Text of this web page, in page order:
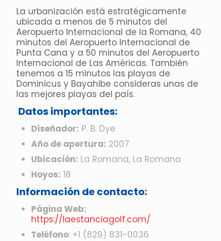
La urbanización está estratégicamente
ubicada a menos de 5 minutos del
Aeropuerto Internacional de la Romana, 40
minutos del Aeropuerto Internacional de
Punta Cana y a 50 minutos del Aeropuerto
Internacional de Las Américas. También
tenemos a 15 minutos las playas de
Dominicus y Bayahibe consideras unas de
las mejores playas del país.
Datos importantes:
Diseñador: P. B. Dye
Año de apertura: 2007
Ubicación: La Romana, La Romana
Hoyos: 18
Información de contacto:
Página Web:
https://laestanciagolf.com/
Teléfono: +1 (829) 831-0036